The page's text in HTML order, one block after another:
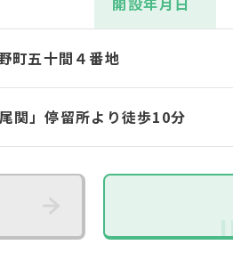
町五十間４番地
関」停留所より徒歩10分